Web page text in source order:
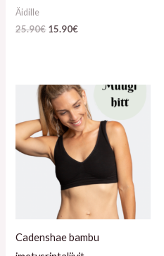
Äidille
25.90€ 15.90€
Cadenshae bambu